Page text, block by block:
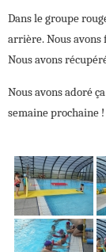
Dans le groupe
arrière. Nous avons
Nous avons
Nous avons adoré
semaine prochaine !